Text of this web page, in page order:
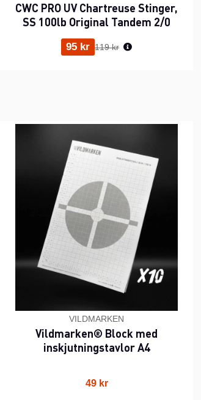
CWC PRO UV Chartreuse Stinger,
SS 100lb Original Tandem 2/0
95 kr Ordinarie pris:
119 kr
VILDMARKEN
Vildmarken® Block med
inskjutningstavlor A4
49 kr